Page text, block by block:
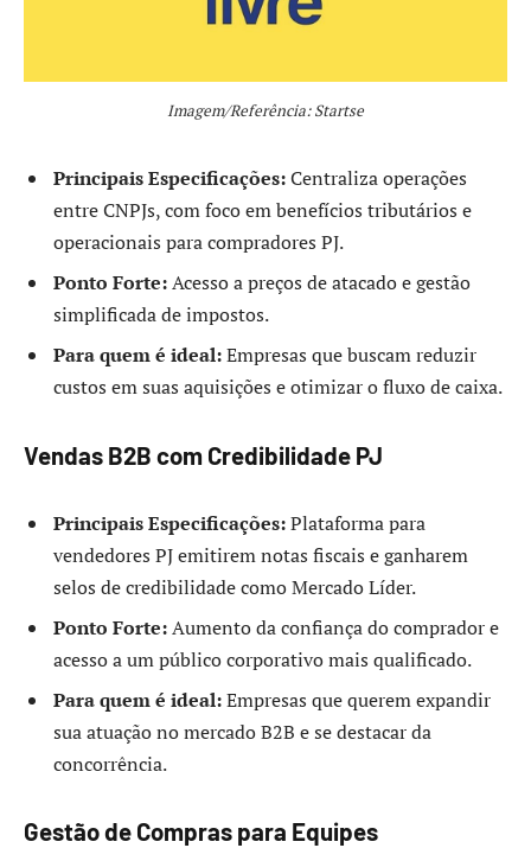
Imagem/Referência: Startse
Principais Especificações:Centraliza operações
entre CNPJs, com foco em benefícios tributários e
operacionais para compradores PJ.
Ponto Forte:Acesso a preços de atacado e gestão
simplificada de impostos.
Para quem é ideal:Empresas que buscam reduzir
custos em suas aquisições e otimizar o fluxo de caixa.
Vendas B2B com Credibilidade PJ
Principais Especificações:Plataforma para
vendedores PJ emitirem notas fiscais e ganharem
selos de credibilidade como Mercado Líder.
Ponto Forte:Aumento da confiança do comprador e
acesso a um público corporativo mais qualificado.
Para quem é ideal:Empresas que querem expandir
sua atuação no mercado B2B e se destacar da
concorrência.
Gestão de Compras para Equipes